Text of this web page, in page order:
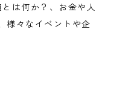
は何か？、お金や人
様々なイベントや企